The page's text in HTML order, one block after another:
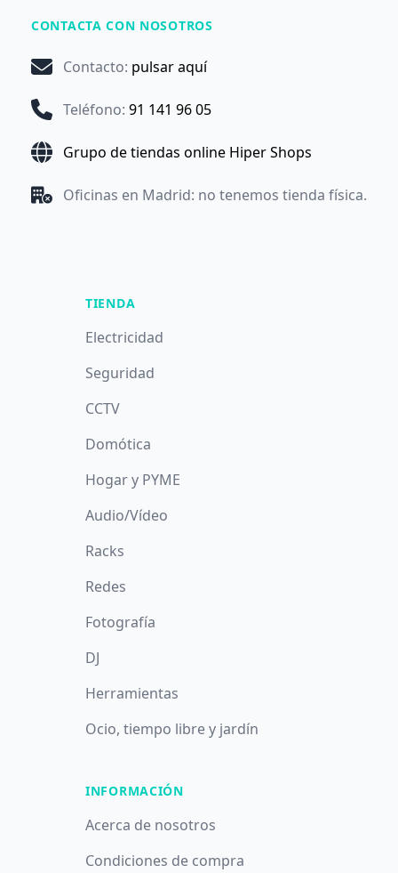
CONTACTA CON NOSOTROS
Contacto: pulsar aquí
Teléfono: 91 141 96 05
Grupo de tiendas online Hiper Shops
Oficinas en Madrid: no tenemos tienda física.
TIENDA
Electricidad
Seguridad
CCTV
Domótica
Hogar y PYME
Audio/Vídeo
Racks
Redes
Fotografía
DJ
Herramientas
Ocio, tiempo libre y jardín
INFORMACIÓN
Acerca de nosotros
Condiciones de compra